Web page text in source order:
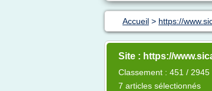
Accueil > https://
Site : https://
Classement : 451 / 2945
7 articles sélectionnés